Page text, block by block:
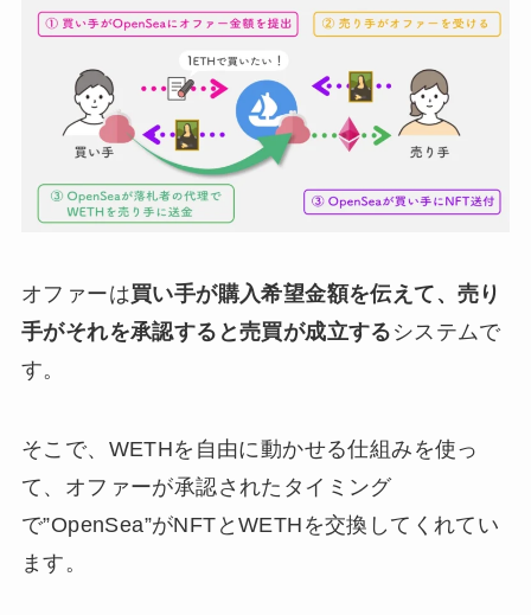
オファーは買い手が購入希望金額を伝えて、売り
手がそれを承認すると売買が成立する システムで
す。
そこで、WETHを自由に動かせる仕組みを使っ
て、オファーが承認されたタイミング
で”OpenSea”がNFTとWETHを交換してくれてい
ます。